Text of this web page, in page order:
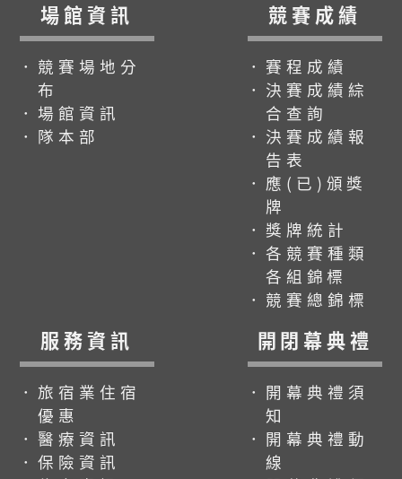
場館資訊
．競賽場地分
布
．場館資訊
．隊本部
競賽成績
．賽程成績
．決賽成績綜
合查詢
．決賽成績報
告表
．應(已)頒獎
牌
．獎牌統計
．各競賽種類
各組錦標
．競賽總錦標
服務資訊
．旅宿業住宿
優惠
．醫療資訊
．保險資訊
開閉幕典禮
．開幕典禮須
知
．開幕典禮動
線